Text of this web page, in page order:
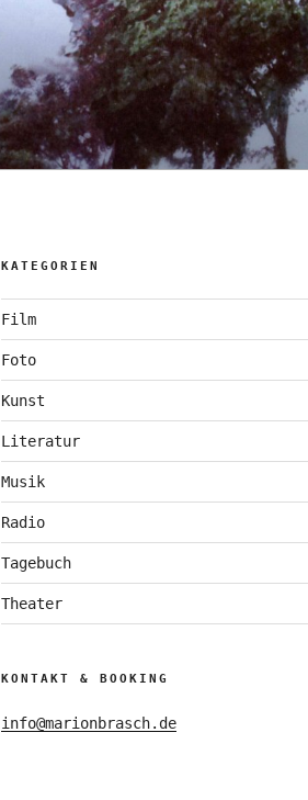
KATEGORIEN
Film
Foto
Kunst
Literatur
Musik
Radio
Tagebuch
Theater
KONTAKT & BOOKING
info@marionbrasch.de